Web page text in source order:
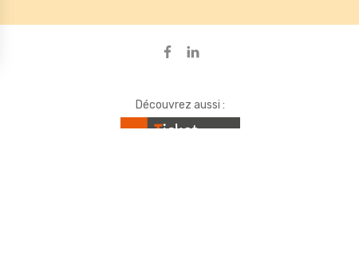
Découvrez aussi :
de confidentialité, en garantissant la conformité avec les